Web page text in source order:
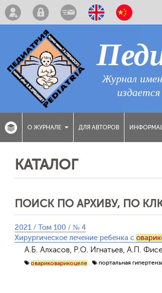
Журнал
О ЖУРНАЛЕ ДЛЯ АВТОРОВ
КАТАЛОГ
ПОИСК ПО АРХИВУ, ПО
2021 / Том 100 / № 4
Хирургическое лечение ребенка с
А.Б. Алхасов, Р.О. Игнатьев, А.П.
овариковарикоцеле портальная